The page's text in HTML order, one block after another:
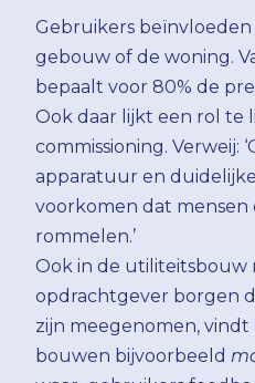
Gebruikers
gebouw of de woning.
bepaalt voor 80% de
Ook daar lijkt een rol te
commissioning. Verweij:
apparatuur en
voorkomen dat mensen
rommelen.’
Ook in de utiliteitsbouw
opdrachtgever borgen
zijn meegenomen, vindt
bouwen bijvoorbeeld